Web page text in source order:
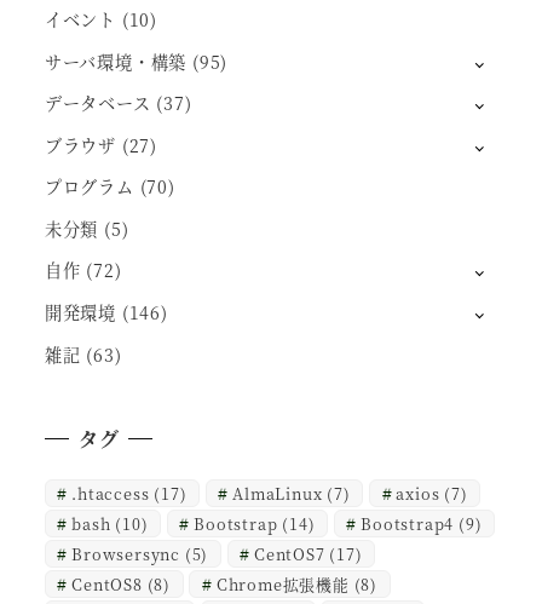
イベント (10)
サーバ環境・構築 (95)
データベース (37)
ブラウザ (27)
プログラム (70)
未分類 (5)
自作 (72)
開発環境 (146)
雑記 (63)
タグ
.htaccess (17) AlmaLinux (7) axios (7)
bash (10) Bootstrap (14) Bootstrap4 (9)
Browsersync (5) CentOS7 (17)
CentOS8 (8) Chrome拡張機能 (8)